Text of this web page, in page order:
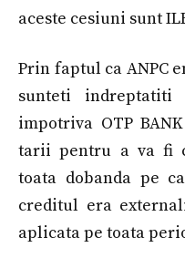
aceste cesiuni sunt
Prin faptul ca ANPC
sunteti
impotriva OTP
tarii pentru a va fi
toata dobanda pe
creditul era
aplicata pe toata